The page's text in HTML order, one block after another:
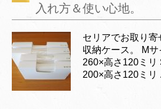
入れ方＆使い心地。
セリアでお取り
収納ケース。 M
260×高さ120ミ
200×高さ120ミリ